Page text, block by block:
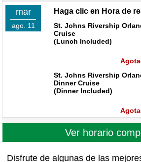
mar
ago. 11
Haga clic en Hora de
St. Johns Rivership
Cruise
(Lunch Included)
St. Johns Rivership
Dinner Cruise
(Dinner Included)
Ver horario
Disfrute de algunas de las